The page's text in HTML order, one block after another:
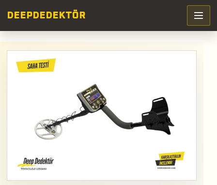
DEEP DEDEKTÖR